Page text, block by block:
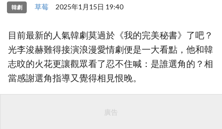
韓劇 草莓 2025年1月15日 19:40
目前最新的人氣韓劇莫過於《我的完美秘書》了吧？
光李浚赫難得接演浪漫愛情劇便是一大看點，他和韓
志旼的火花更讓觀眾看了忍不住喊：是誰選角的？相
當感謝選角指導又覺得相見恨晚。
廣告